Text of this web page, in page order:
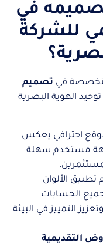
في
للشركة
في تصميم
الهوية البصرية
احترافي يعكس
مستخدم سهلة
تطبيق الألوان
الحسابات
التمييز في البيئة
التقديمية